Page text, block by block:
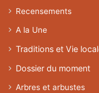
Recensements
A la Une
Traditions et Vie
Dossier du moment
Arbres et arbustes